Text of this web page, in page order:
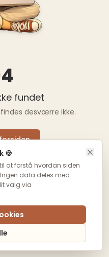
fundet
desværre ikke.
🍪
at forstå hvordan siden
data deles med
valg via